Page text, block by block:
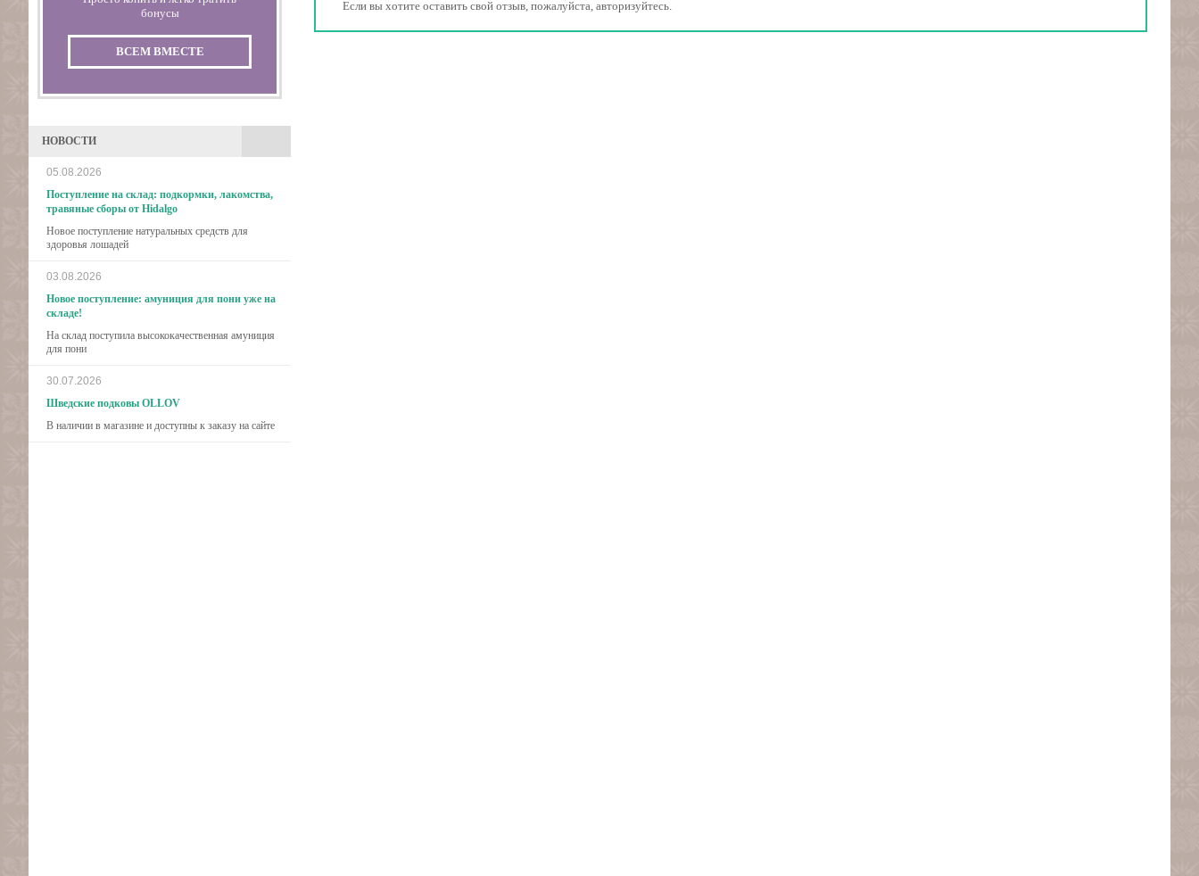
бонусы
ВСЕМ ВМЕСТЕ
НОВОСТИ
05.08.2026
Поступление на склад: подкормки, лакомства,
травяные сборы от Hidalgo
Новое поступление натуральных средств для
здоровья лошадей
03.08.2026
Новое поступление: амуниция для пони уже на
складе!
На склад поступила высококачественная амуниция
для пони
30.07.2026
Шведские подковы OLLOV
В наличии в магазине и доступны к заказу на сайте
Если вы хотите оставить свой отзыв, пожалуйста, авторизуйтесь.